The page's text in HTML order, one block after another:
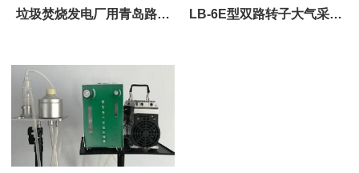
垃圾焚烧发电厂用青岛路博
物采样器
LB-6E型双路转子大气采样